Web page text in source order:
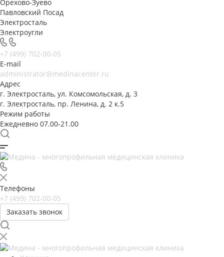
Орехово-Зуево
Павловский Посад
Электросталь
Электроугли
+7 (499) 702-00-05
E-mail
administrator@medinacenter.ru
Адрес
г. Электросталь, ул. Комсомольская, д. 3
г. Электросталь, пр. Ленина, д. 2 к.5
Режим работы
Ежедневно 07.00-21.00
Телефоны
+7 (499) 702-00-05
Заказать звонок